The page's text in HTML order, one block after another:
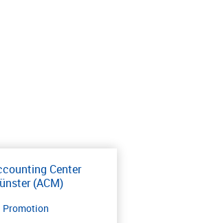
Center
(ACM)
Promotion